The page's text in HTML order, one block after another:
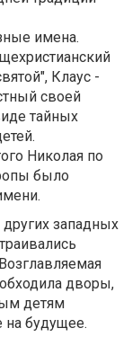
имена.
Клаус -
своей
тайных
Николая по
было
других западных
дворы,
детям
на будущее.